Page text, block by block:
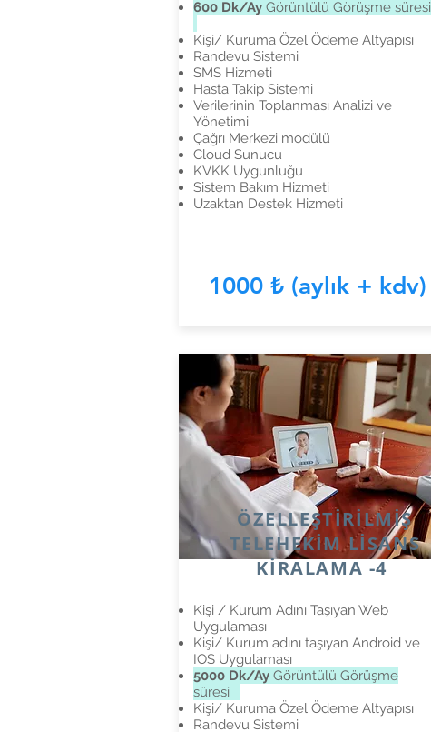
600 Dk/Ay Görüntülü Görüşme süresi
Kişi/ Kuruma Özel Ödeme Altyapısı
Randevu Sistemi
SMS Hizmeti
Hasta Takip Sistemi
Verilerinin Toplanması Analizi ve
Yönetimi
Çağrı Merkezi modülü
Cloud Sunucu
KVKK Uygunluğu
Sistem Bakım Hizmeti
Uzaktan Destek Hizmeti
1000 ₺ (aylık + kdv)
ÖZELLEŞTİRİLMİŞ
TELEHEKİM LİSANS
KİRALAMA -4
Kişi / Kurum Adını Taşıyan Web
Uygulaması
Kişi/ Kurum adını taşıyan Android ve
IOS Uygulaması
5000 Dk/Ay Görüntülü Görüşme
süresi
Kişi/ Kuruma Özel Ödeme Altyapısı
Randevu Sistemi